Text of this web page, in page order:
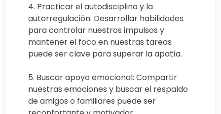
4. Practicar el autodisciplina y la
autorregulación: Desarrollar habilidades
para controlar nuestros impulsos y
mantener el foco en nuestras tareas
puede ser clave para superar la apatía.
5. Buscar apoyo emocional: Compartir
nuestras emociones y buscar el respaldo
de amigos o familiares puede ser